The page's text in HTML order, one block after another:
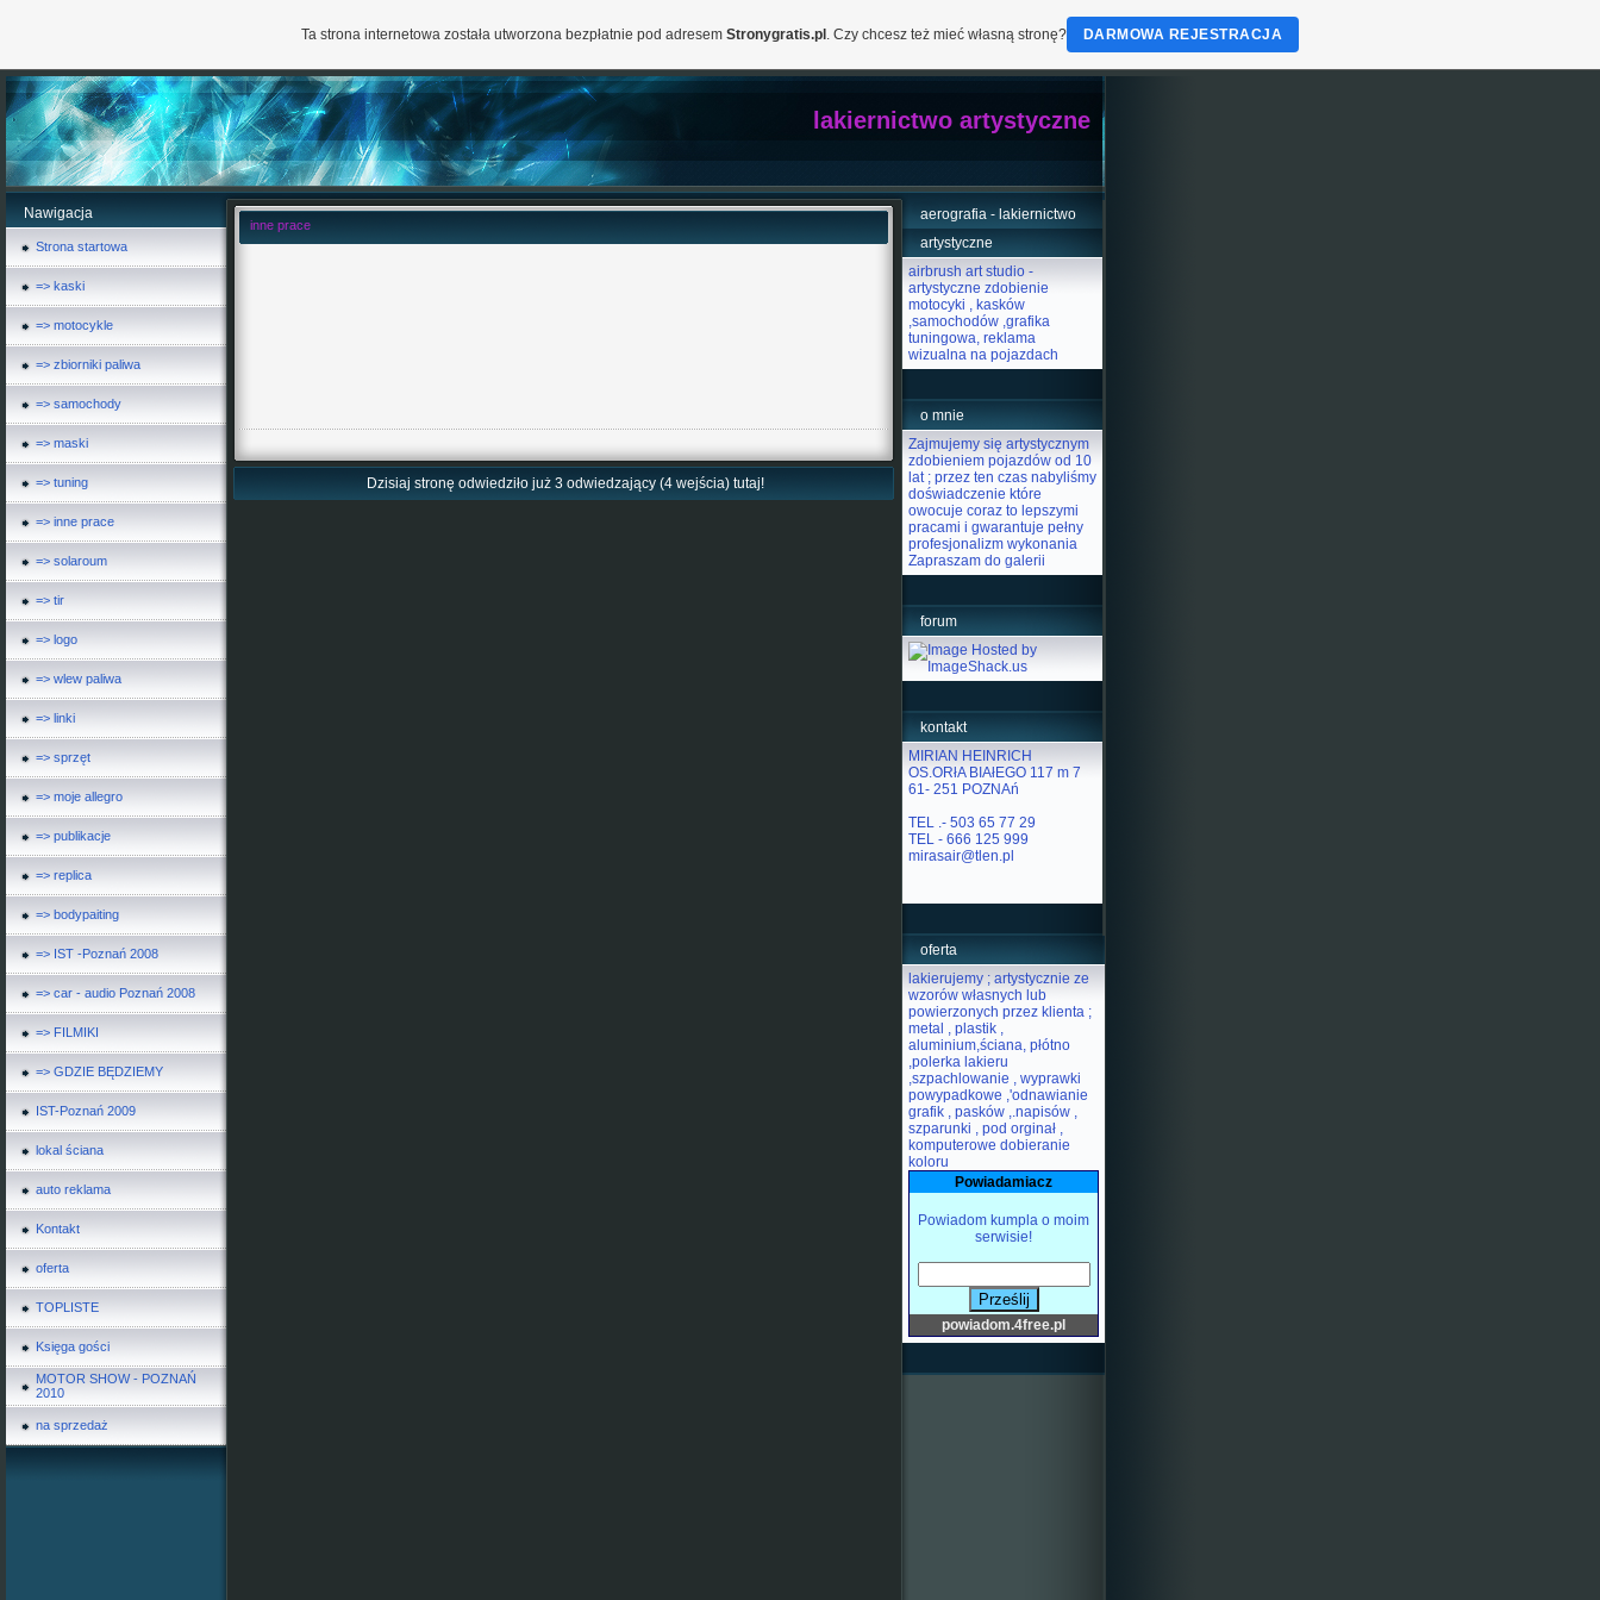
lakiernictwo artystyczne
Nawigacja
Strona startowa
=> kaski
=> motocykle
=> zbiorniki paliwa
=> samochody
=> maski
=> tuning
=> inne prace
=> solaroum
=> tir
=> logo
=> wlew paliwa
=> linki
=> sprzęt
=> moje allegro
=> publikacje
=> replica
=> bodypaiting
=> IST -Poznań 2008
=> car - audio Poznań 2008
=> FILMIKI
=> GDZIE BĘDZIEMY
IST-Poznań 2009
lokal ściana
auto reklama
Kontakt
oferta
TOPLISTE
Księga gości
MOTOR SHOW - POZNAŃ
2010
na sprzedaż
inne prace
Dzisiaj stronę odwiedziło już 3 odwiedzający (4 wejścia) tutaj!
aerografia - lakiernictwo
artystyczne
airbrush art studio -
artystyczne zdobienie
motocyki , kasków
,samochodów ,grafika
tuningowa, reklama
wizualna na pojazdach
o mnie
Zajmujemy się artystycznym
zdobieniem pojazdów od 10
lat ; przez ten czas nabyliśmy
doświadczenie które
owocuje coraz to lepszymi
pracami i gwarantuje pełny
profesjonalizm wykonania
Zapraszam do galerii
forum
kontakt
MIRIAN HEINRICH
OS.ORłA BIAłEGO 117 m 7
61- 251 POZNAń
TEL .- 503 65 77 29
TEL - 666 125 999
mirasair@tlen.pl
oferta
lakierujemy ; artystycznie ze
wzorów własnych lub
powierzonych przez klienta ;
metal , plastik ,
aluminium,ściana, płótno
,polerka lakieru
,szpachlowanie , wyprawki
powypadkowe ,'odnawianie
grafik , pasków ,.napisów ,
szparunki , pod orginał ,
komputerowe dobieranie
koloru
Powiadamiacz
Powiadom kumpla o moim
serwisie!
powiadom.4free.pl
Ta strona internetowa została utworzona bezpłatnie pod adresem Stronygratis.pl . Czy chcesz też mieć własną stronę? DARMOWA REJESTRACJA